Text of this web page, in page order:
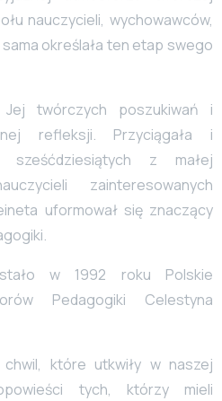
nauczycieli, wychowawców,
sama określała ten etap swego
Jej twórczych poszukiwań i
refleksji. Przyciągała i
sześćdziesiątych z małej
zainteresowanych
uformował się znaczący
w 1992 roku Polskie
Pedagogiki Celestyna
które utkwiły w naszej
tych, którzy mieli